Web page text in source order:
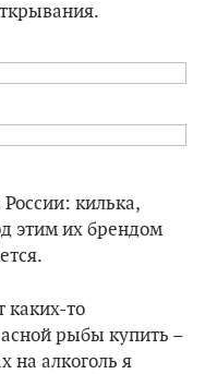
килька,
этим их брендом
каких-то
рыбы купить –
на алкоголь я